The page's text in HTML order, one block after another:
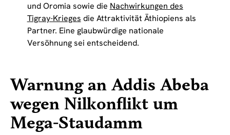
und Oromia sowie die Nachwirkungen des
Tigray-Krieges die Attraktivität Äthiopiens als
Partner. Eine glaubwürdige nationale
Versöhnung sei entscheidend.
Warnung an Addis Abeba
wegen Nilkonflikt um
Mega-Staudamm